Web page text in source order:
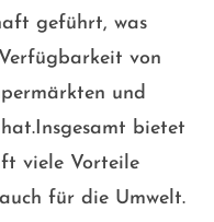
geführt, was
von
und
bietet
viele Vorteile
für die Umwelt.